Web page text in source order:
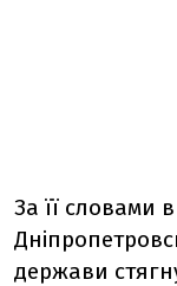
За її словами
держави